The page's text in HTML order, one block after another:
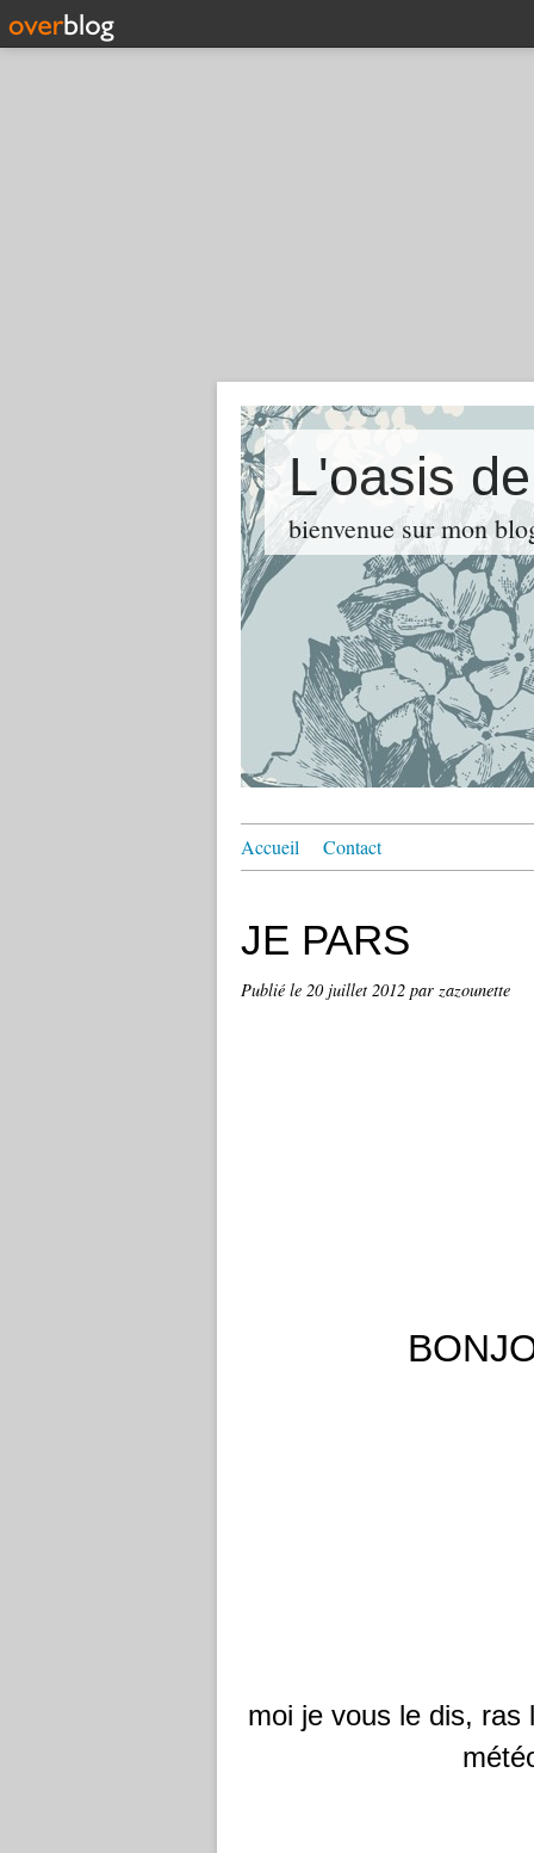
L'oasis
bienvenue sur mon
Accueil Contact
JE PARS
Publié le 20 juillet 2012 par zazounette
moi je vous le dis, ras